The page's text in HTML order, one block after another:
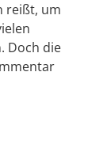
reißt, um
Doch die